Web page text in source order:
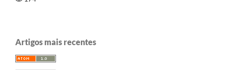
Artigos mais recentes